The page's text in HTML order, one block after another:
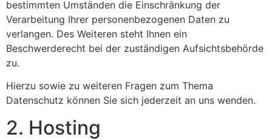
bestimmten Umständen die Einschränkung der
Verarbeitung Ihrer personenbezogenen Daten zu
verlangen. Des Weiteren steht Ihnen ein
Beschwerderecht bei der zuständigen Aufsichtsbehörde
zu.
Hierzu sowie zu weiteren Fragen zum Thema
Datenschutz können Sie sich jederzeit an uns wenden.
2. Hosting